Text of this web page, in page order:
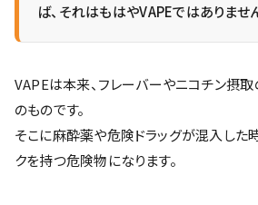
ば、それはもはやVAPEではありませ
VAPEは本来、フレーバーやニコチン摂
のものです。
そこに麻酔薬や危険ドラッグが混入した
クを持つ危険物になります。